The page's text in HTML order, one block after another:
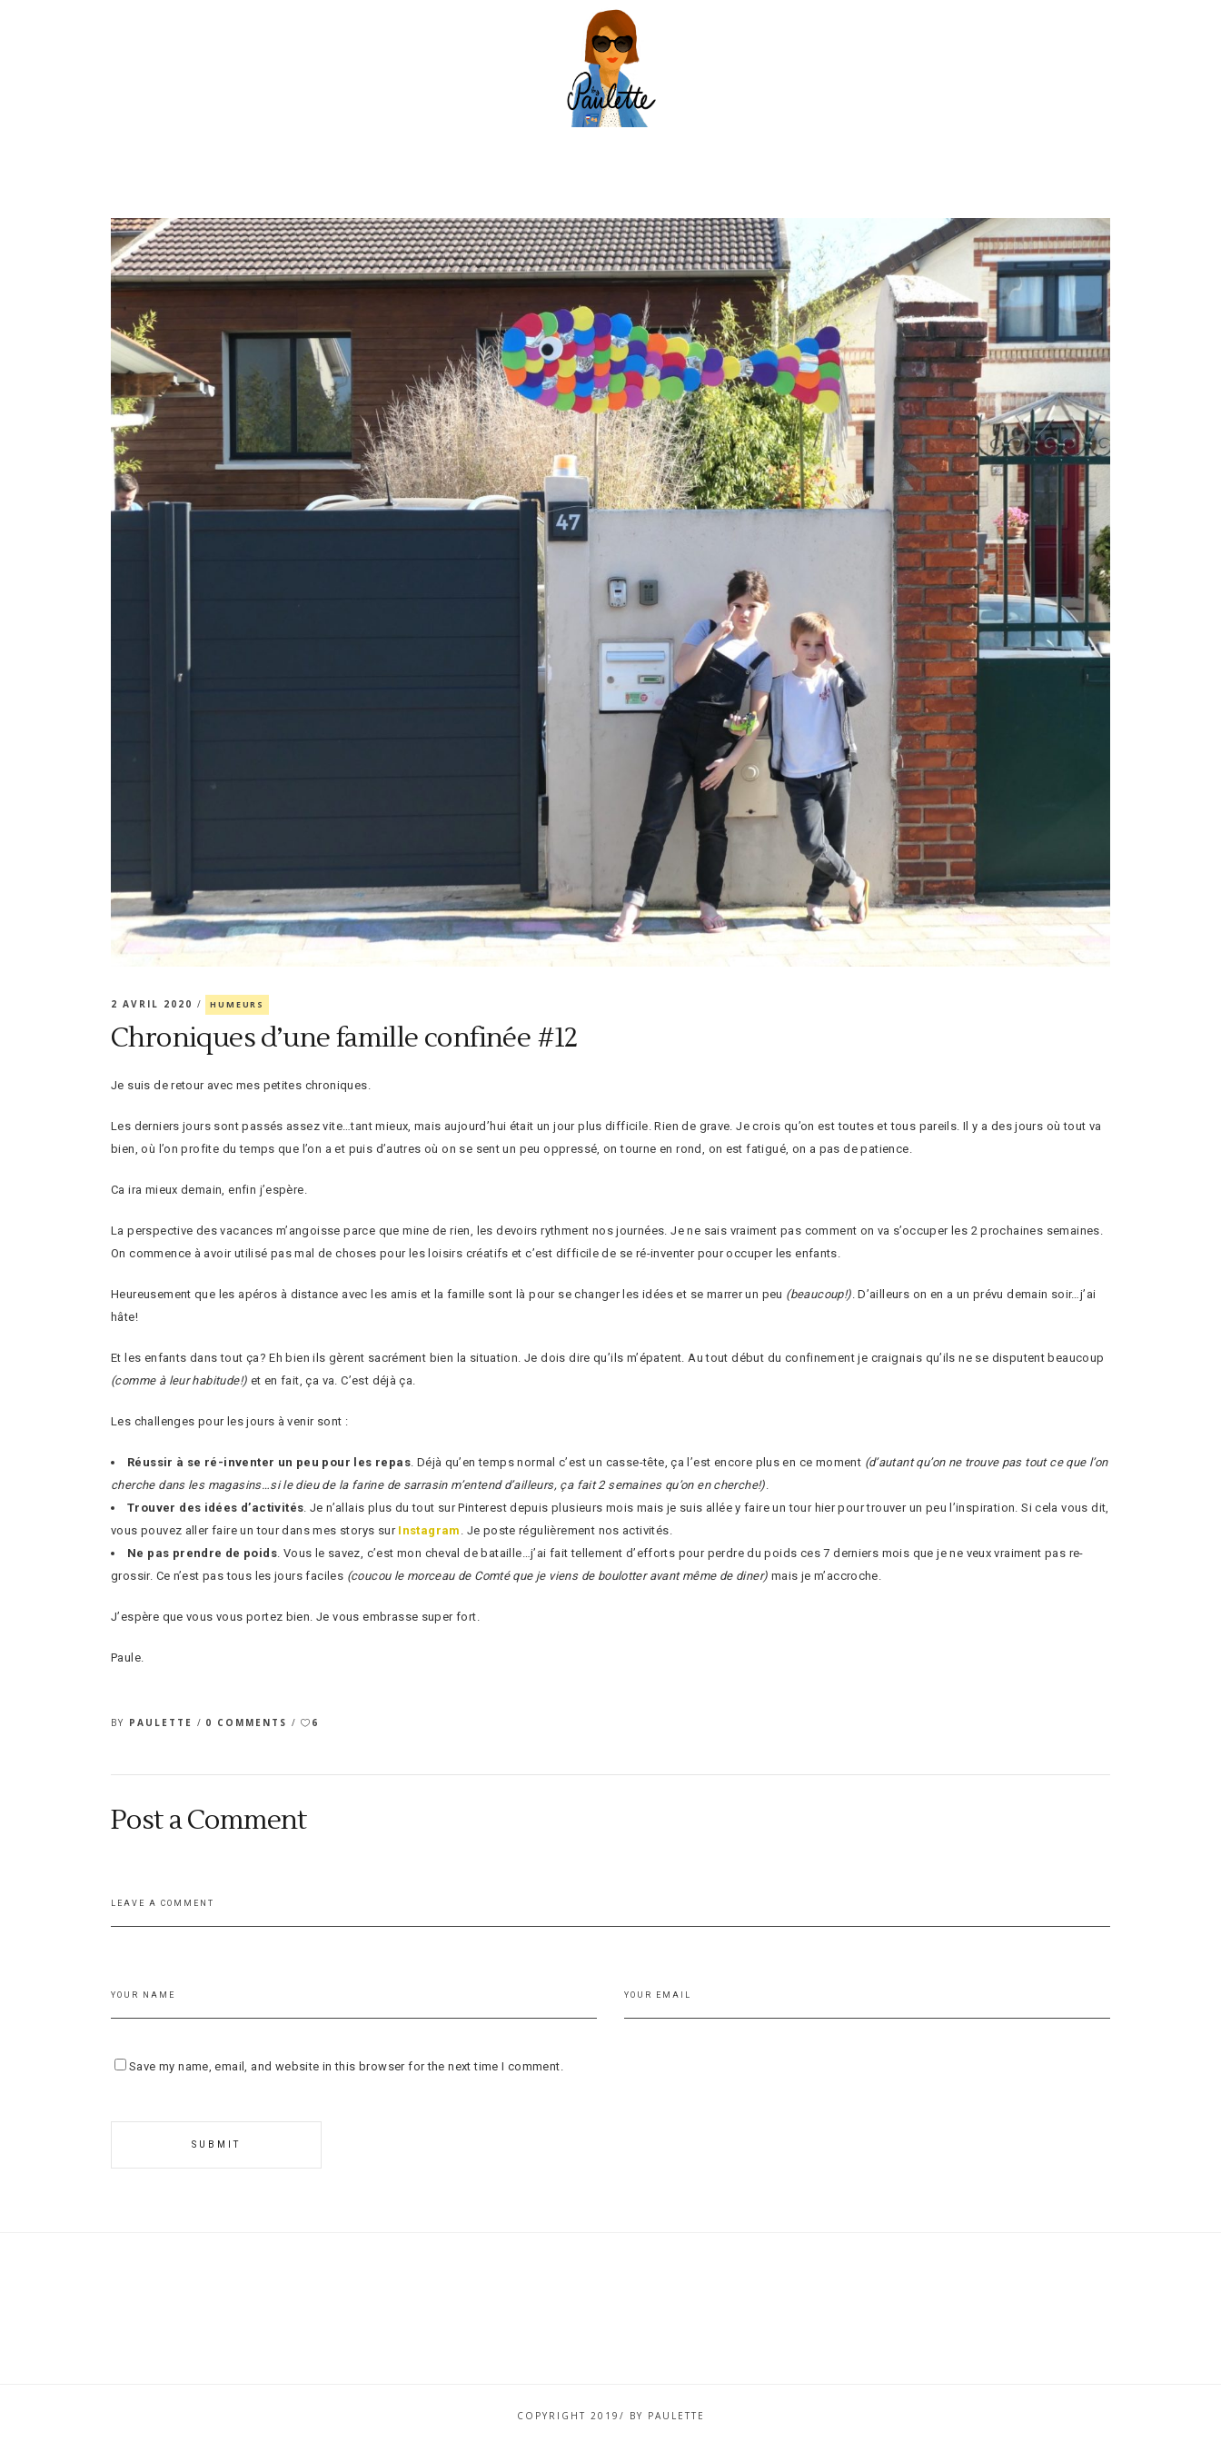
2 AVRIL 2020 HUMEURS
Chroniques d’une famille confinée #12
Je suis de retour avec mes petites chroniques.
Les derniers jours sont passés assez vite…tant mieux, mais aujourd’hui était un jour plus difficile. Rien de grave. Je crois qu’on est toutes et tous pareils. Il y a des jours où tout va
bien, où l’on profite du temps que l’on a et puis d’autres où on se sent un peu oppressé, on tourne en rond, on est fatigué, on a pas de patience.
Ca ira mieux demain, enfin j’espère.
La perspective des vacances m’angoisse parce que mine de rien, les devoirs rythment nos journées. Je ne sais vraiment pas comment on va s’occuper les 2 prochaines semaines.
On commence à avoir utilisé pas mal de choses pour les loisirs créatifs et c’est difficile de se ré-inventer pour occuper les enfants.
Heureusement que les apéros à distance avec les amis et la famille sont là pour se changer les idées et se marrer un peu (beaucoup!). D’ailleurs on en a un prévu demain soir…j’ai
hâte!
Et les enfants dans tout ça? Eh bien ils gèrent sacrément bien la situation. Je dois dire qu’ils m’épatent. Au tout début du confinement je craignais qu’ils ne se disputent beaucoup
(comme à leur habitude!) et en fait, ça va. C’est déjà ça.
Les challenges pour les jours à venir sont :
Réussir à se ré-inventer un peu pour les repas. Déjà qu’en temps normal c’est un casse-tête, ça l’est encore plus en ce moment (d’autant qu’on ne trouve pas tout ce que l’on
cherche dans les magasins…si le dieu de la farine de sarrasin m’entend d’ailleurs, ça fait 2 semaines qu’on en cherche!).
Trouver des idées d’activités. Je n’allais plus du tout sur Pinterest depuis plusieurs mois mais je suis allée y faire un tour hier pour trouver un peu l’inspiration. Si cela vous dit,
vous pouvez aller faire un tour dans mes storys sur Instagram . Je poste régulièrement nos activités.
Ne pas prendre de poids. Vous le savez, c’est mon cheval de bataille…j’ai fait tellement d’efforts pour perdre du poids ces 7 derniers mois que je ne veux vraiment pas re-
grossir. Ce n’est pas tous les jours faciles (coucou le morceau de Comté que je viens de boulotter avant même de diner) mais je m’accroche.
J’espère que vous vous portez bien. Je vous embrasse super fort.
Paule.
BY PAULETTE 0 COMMENTS 6
Post a Comment
Save my name, email, and website in this browser for the next time I comment.
COPYRIGHT 2019/ BY PAULETTE